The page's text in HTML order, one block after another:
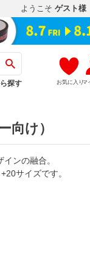
ようこそ ゲスト様
探す お気に入りマ
向け）
ンの融合。
サイズです。